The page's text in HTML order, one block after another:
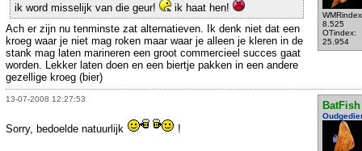
8.525
OTindex:
25.954
ik word misselijk van die geur!
ik haat hen!
Ach er zijn nu tenminste zat alternatieven. Ik denk niet dat een
kroeg waar je niet mag roken maar waar je alleen je kleren in de
stank mag laten marineren een groot commercieel succes gaat
worden. Lekker laten doen en een biertje pakken in een andere
gezellige kroeg (bier)
13-07-2008 12:27:53
BatFish
Sorry, bedoelde natuurlijk !